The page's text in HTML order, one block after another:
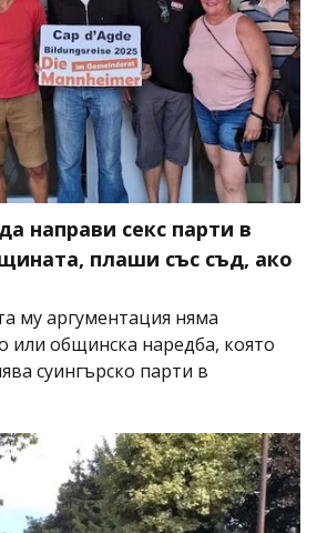
направи секс парти в
плаши със съд, ако
му аргументация няма
или общинска наредба, която
суингърско парти в